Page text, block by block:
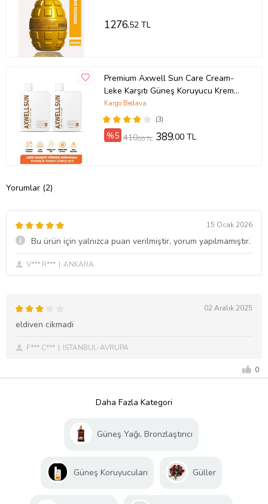
1276,52 TL
Premium Axwell Sun Care Cream-
Leke Karşıtı Güneş Koruyucu Krem
SPF50+ 125ml-2 ADET
(3)
Kargo Bedava
%5 410,00 TL 389,00 TL
Yorumlar (2)
15 Ocak 2026
Bu ürün için yalnızca puan verilmiştir, yorum yapılmamıştır.
V*** R*** ANKARA
02 Aralık 2025
eldiven cikmadi
F*** C*** İSTANBUL-AVRUPA
0
Daha Fazla Kategori
Güneş Yağı, Bronzlaştırıcı
Güneş Koruyucuları Güller